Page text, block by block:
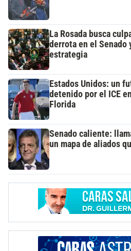
La Rosada busca
derrota en el Senado
estrategia
Estados Unidos: un
detenido por el ICE
Florida
Senado caliente:
un mapa de aliados